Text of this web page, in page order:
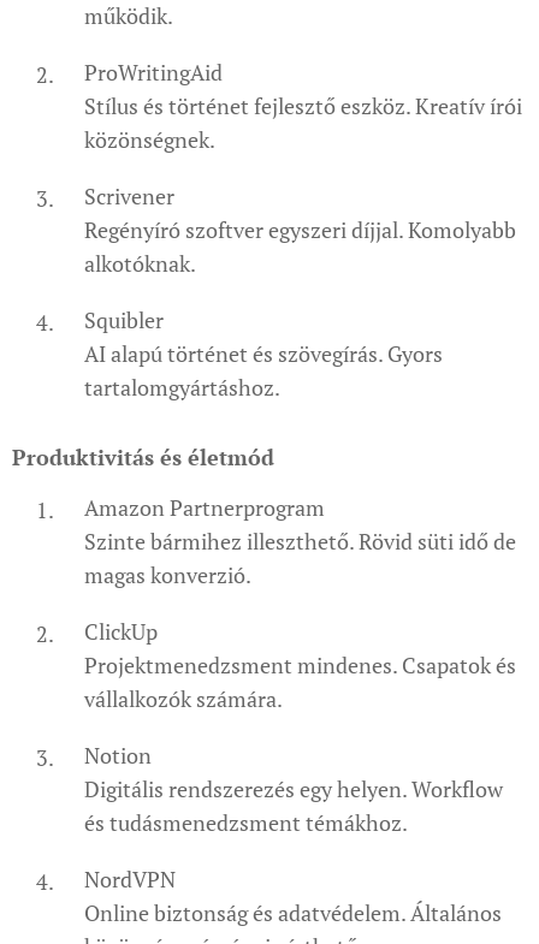
működik.
ProWritingAid
Stílus és történet fejlesztő eszköz. Kreatív írói
közönségnek.
Scrivener
Regényíró szoftver egyszeri díjjal. Komolyabb
alkotóknak.
Squibler
AI alapú történet és szövegírás. Gyors
tartalomgyártáshoz.
Produktivitás és életmód
Amazon Partnerprogram
Szinte bármihez illeszthető. Rövid süti idő de
magas konverzió.
ClickUp
Projektmenedzsment mindenes. Csapatok és
vállalkozók számára.
Notion
Digitális rendszerezés egy helyen. Workflow
és tudásmenedzsment témákhoz.
NordVPN
Online biztonság és adatvédelem. Általános